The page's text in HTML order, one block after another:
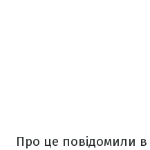
Про це повідомили в